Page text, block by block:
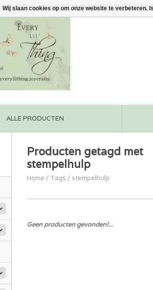
ALLE PRODUCTEN
Producten getagd met
stempelhulp
Home / Tags / stempelhulp
Geen producten gevonden!...
Wij slaan cookies op om onze website te verbeteren.